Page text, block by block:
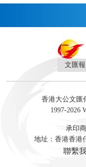
灣區人
財經 地產
訪談
藝術
文匯報
香港大公文匯
1997-2026
承印
地址：香港香港
聯繫